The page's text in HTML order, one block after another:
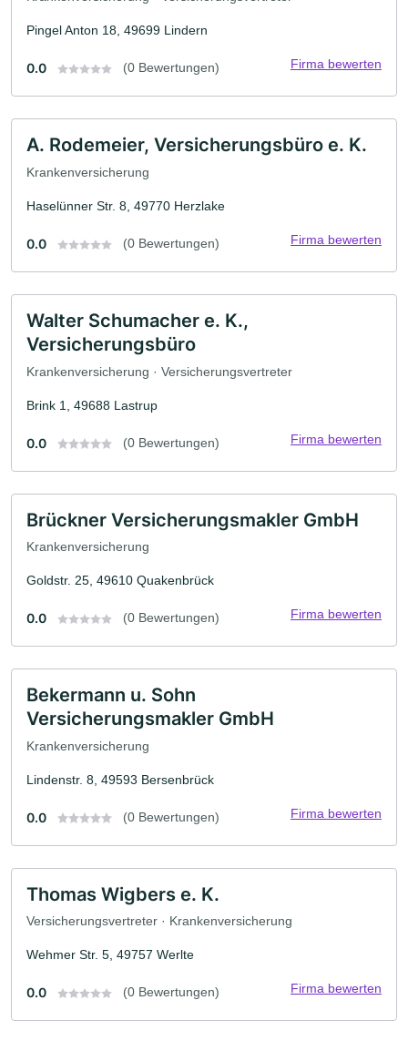
Pingel Anton 18, 49699 Lindern
0.0 (0 Bewertungen) Firma bewerten
A. Rodemeier, Versicherungsbüro e. K.
Krankenversicherung
Haselünner Str. 8, 49770 Herzlake
0.0 (0 Bewertungen) Firma bewerten
Walter Schumacher e. K.,
Versicherungsbüro
Krankenversicherung · Versicherungsvertreter
Brink 1, 49688 Lastrup
0.0 (0 Bewertungen) Firma bewerten
Brückner Versicherungsmakler GmbH
Krankenversicherung
Goldstr. 25, 49610 Quakenbrück
0.0 (0 Bewertungen) Firma bewerten
Bekermann u. Sohn
Versicherungsmakler GmbH
Krankenversicherung
Lindenstr. 8, 49593 Bersenbrück
0.0 (0 Bewertungen) Firma bewerten
Thomas Wigbers e. K.
Versicherungsvertreter · Krankenversicherung
Wehmer Str. 5, 49757 Werlte
0.0 (0 Bewertungen) Firma bewerten